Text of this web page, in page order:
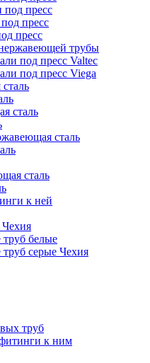
пресс
пресс
пресс
трубы
под пресс Valtec
под пресс Viega
сталь
сталь
сталь
к ней
белые
серые Чехия
труб
к ним